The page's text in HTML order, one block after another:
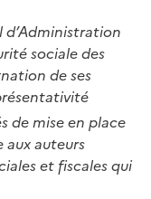
d’Administration
sociale des
de ses
de mise en place
aux auteurs
et fiscales qui